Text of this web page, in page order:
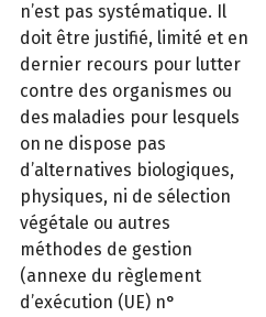
n’est pas systématique. Il
doit être justifié, limité et en
dernier recours pour lutter
contre des organismes ou
des maladies pour lesquels
on ne dispose pas
d’alternatives biologiques,
physiques, ni de sélection
végétale ou autres
méthodes de gestion
(annexe du règlement
d’exécution (UE) n°